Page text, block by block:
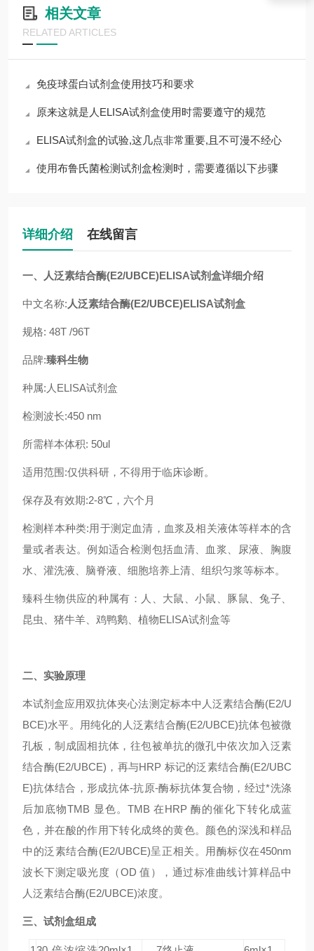
相关文章
RELATED ARTICLES
免疫球蛋白试剂盒使用技巧和要求
原来这就是人ELISA试剂盒使用时需要遵守的规范
ELISA试剂盒的试验,这几点非常重要,且不可漫不经心
使用布鲁氏菌检测试剂盒检测时，需要遵循以下步骤
详细介绍 在线留言
一、 人泛素结合酶(E2/UBCE)ELISA试剂盒详细介绍
中文名称: 人泛素结合酶(E2/UBCE)ELISA试剂盒
规格: 48T /96T
品牌:臻科生物
种属: 人 ELISA试剂盒
检测波长:450 nm
所需样本体积: 50ul
适用范围:仅供科研 ， 不得用于临床诊断。
保存及有效期:2-8℃，六个月
检测样本种类:用于测定血清，血浆及相关液体等样本的含
量或者表达。例如适合检测包括血清、血浆、尿液、胸腹
水、灌洗液、脑脊液、细胞培养上清、组织匀浆等标本。
臻科生物供应的种属有：人、大鼠、小鼠、豚鼠、兔子、
昆虫、 猪牛羊、鸡鸭鹅 、植物ELISA试剂盒等
二、 实验原理
本试剂盒应用双抗体夹心法测定标本中 人 泛素结合酶(E2/U
BCE)水平。用纯化的 人 泛素结合酶(E2/UBCE)抗体包被微
孔板，制成固相抗体，往包被单抗的微孔中依次加入 泛素
结合酶(E2/UBCE) ，再与HRP 标记的泛素结合酶(E2/UBC
E)抗体结合，形成抗体-抗原-酶标抗体复合物，经过*洗涤
后加底物TMB 显色。TMB 在HRP 酶的催化下转化成蓝
色，并在酸的作用下转化成终的黄色。颜色的深浅和样品
中的泛素结合酶(E2/UBCE)呈正相关。用酶标仪在450nm
波长下测定吸光度（OD 值），通过标准曲线计算样品中
人 泛素结合酶(E2/UBCE)浓度。
三、试剂盒组成